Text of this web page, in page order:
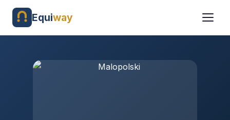
Equiway